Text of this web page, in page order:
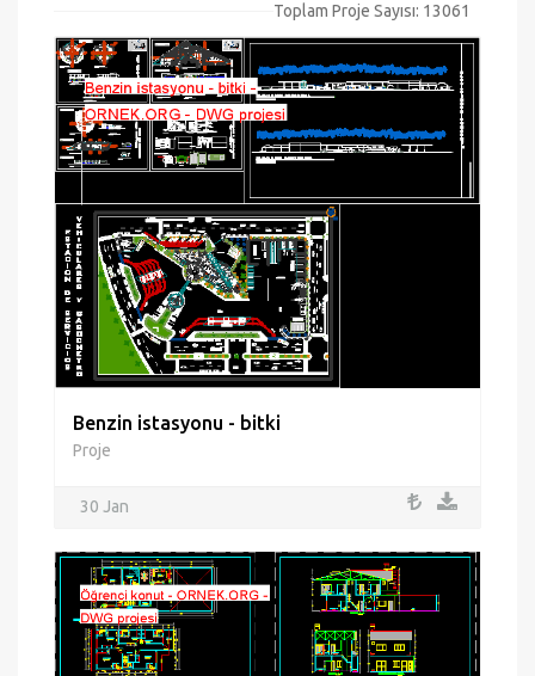
Toplam Proje Sayısı: 13061
Benzin istasyonu - bitki
Proje
30 Jan